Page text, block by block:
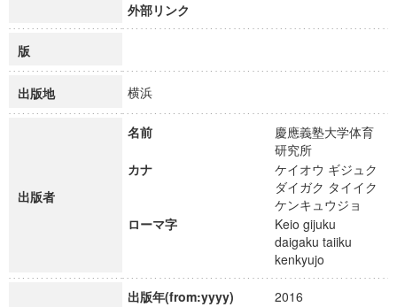
外部リンク
版
出版地 横浜
出版者
名前
慶應義塾大学体育
研究所
カナ
ケイオウ ギジュク
ダイガク タイイク
ケンキュウジョ
ローマ字
Keio gijuku
daigaku taiiku
kenkyujo
出版年(from:yyyy) 2016